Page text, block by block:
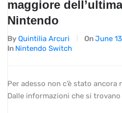
maggiore
Nintendo
By Quintilia Arcuri OnJune
In Nintendo Switch
Per adesso non c’è stato
Dalle informazioni che si trovano